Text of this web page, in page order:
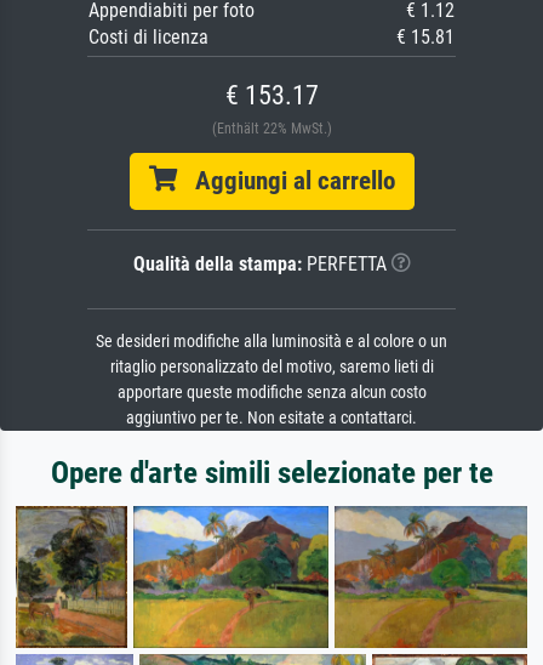
Appendiabiti per foto
€ 1.12
Costi di licenza
€ 15.81
€ 153.17
(Enthält 22% MwSt.)
Aggiungi al carrello
Qualità della stampa:PERFETTA
Se desideri modifiche alla luminosità e al colore o un
ritaglio personalizzato del motivo, saremo lieti di
apportare queste modifiche senza alcun costo
aggiuntivo per te. Non esitate a contattarci.
Opere d'arte simili selezionate per te